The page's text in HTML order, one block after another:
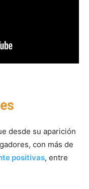
desde su aparición
con más de
positivas, entre